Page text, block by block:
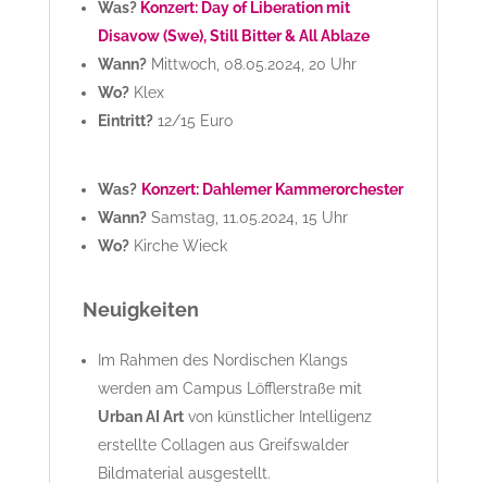
Was?Konzert: Day of Liberation mit
Disavow (Swe), Still Bitter & All Ablaze
Wann?Mittwoch, 08.05.2024, 20 Uhr
Wo?Klex
Eintritt?12/15 Euro
Was? Konzert: Dahlemer Kammerorchester
Wann?Samstag, 11.05.2024, 15 Uhr
Wo?Kirche Wieck
Neuigkeiten
Im Rahmen des Nordischen Klangs
werden am Campus Löfflerstraße mit
Urban AI Artvon künstlicher Intelligenz
erstellte Collagen aus Greifswalder
Bildmaterial ausgestellt.